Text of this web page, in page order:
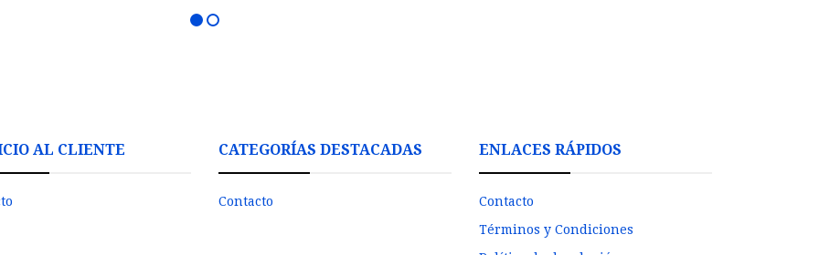
AL CLIENTE CATEGORÍAS DESTACADAS
Contacto
ENLACES RÁPIDOS
Contacto
Términos y Condiciones